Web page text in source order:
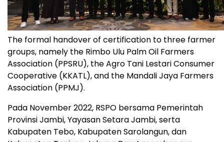
The formal handover of certification to three farmer
groups, namely the Rimbo Ulu Palm Oil Farmers
Association (PPSRU), the Agro Tani Lestari Consumer
Cooperative (KKATL), and the Mandali Jaya Farmers
Association (PPMJ).
Pada November 2022, RSPO bersama Pemerintah
Provinsi Jambi, Yayasan Setara Jambi, serta
Kabupaten Tebo, Kabupaten Sarolangun, dan